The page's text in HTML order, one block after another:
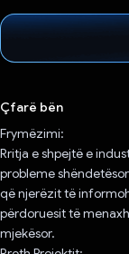
Çfarë bën
Frymëzimi:
Rritja e shpejtë e
probleme
që njerëzit të
përdoruesit të
mjekësor.